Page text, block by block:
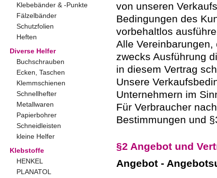
Klebebänder & -Punkte
Fälzelbänder
Schutzfolien
Heften
Diverse Helfer
Buchschrauben
Ecken, Taschen
Klemmschienen
Schnellhefter
Metallwaren
Papierbohrer
Schneidleisten
kleine Helfer
Klebstoffe
HENKEL
PLANATOL
von unseren
Bedingungen des
vorbehaltlos
Alle
zwecks Ausführung
in diesem Vertrag
Unsere
Unternehmern im
Für Verbraucher
Bestimmungen und
§2 Angebot und
Angebot -